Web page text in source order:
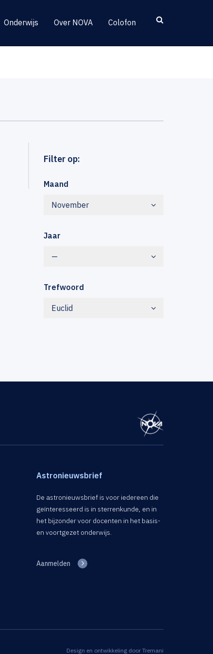
Onderwijs Over NOVA Colofon
Filter op:
Maand
November
Jaar
—
Trefwoord
Euclid
Astronieuwsbrief
De astronieuwsbrief is voor iedereen die
geïnteresseerd is in sterrenkunde, en in
het bijzonder voor docenten in het basis-
en voortgezet onderwijs.
Aanmelden
Design en ontwikkeling door Tremani